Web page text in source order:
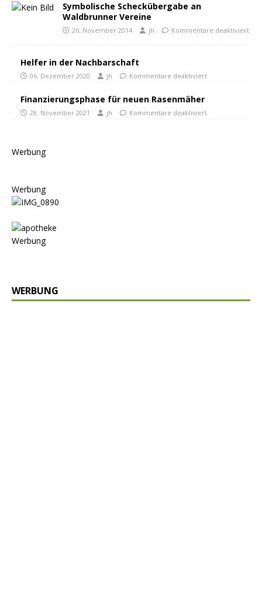
Symbolische Scheckübergabe an
Waldbrunner Vereine
26. November 2014 jh Kommentare deaktiviert
Helfer in der Nachbarschaft
06. Dezember 2020 jh Kommentare deaktiviert
Finanzierungsphase für neuen Rasenmäher
28. November 2021 jh Kommentare deaktiviert
Werbung
Werbung
Werbung
WERBUNG